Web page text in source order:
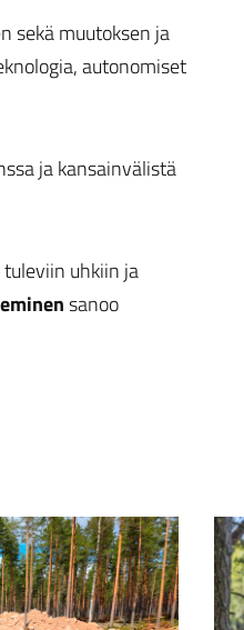
sekä muutoksen ja
autonomiset
ja kansainvälistä
uhkiin ja
sanoo